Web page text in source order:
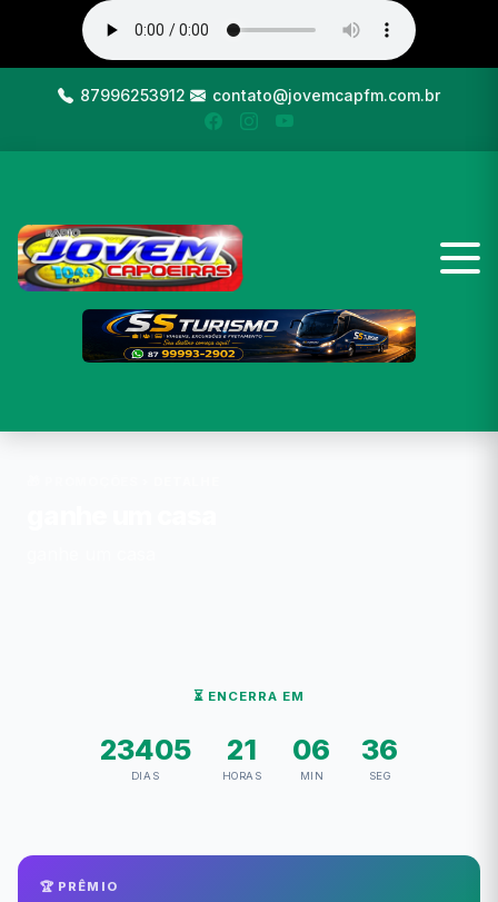
87996253912 contato@jovemcapfm.com.br
⏳ ENCERRA EM
23405
DIAS
21
HORAS
06
MIN
36
SEG
🏆 PRÊMIO